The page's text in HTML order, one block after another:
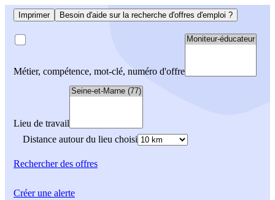
Imprimer Besoin d'aide sur la recherche d'offres d'emploi ?
Métier, compétence, mot-clé, numéro d'offre
Lieu de travail
Distance autour du lieu choisi
Rechercherdes offres
Créer une alerte